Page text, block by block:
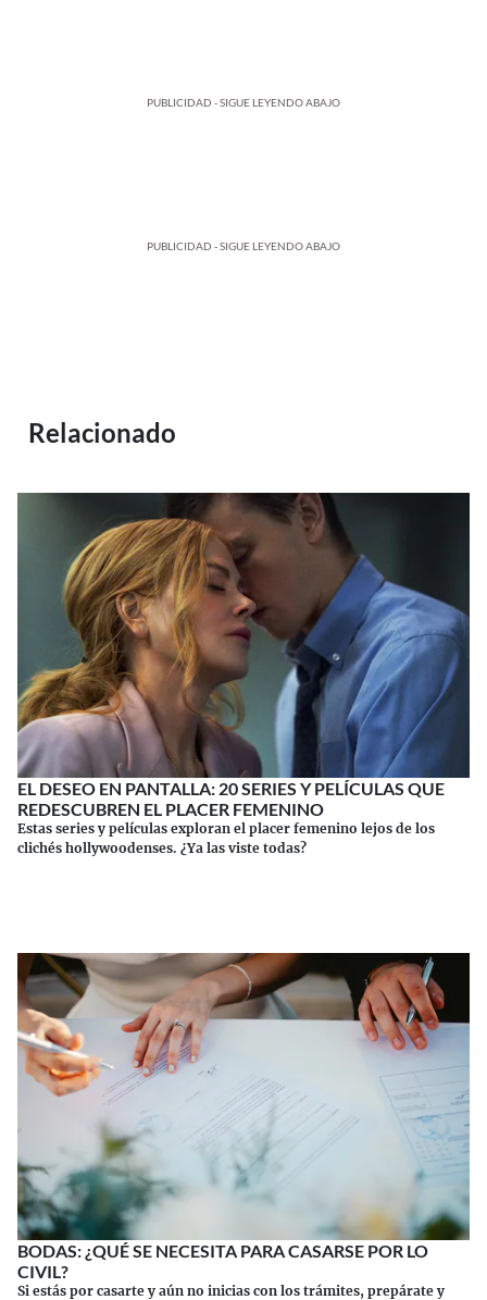
PUBLICIDAD - SIGUE LEYENDO ABAJO
PUBLICIDAD - SIGUE LEYENDO ABAJO
Relacionado
EL DESEO EN PANTALLA: 20 SERIES Y PELÍCULAS QUE
REDESCUBREN EL PLACER FEMENINO
Estas series y películas exploran el placer femenino lejos de los
clichés hollywoodenses. ¿Ya las viste todas?
BODAS: ¿QUÉ SE NECESITA PARA CASARSE POR LO
CIVIL?
Si estás por casarte y aún no inicias con los trámites, prepárate y